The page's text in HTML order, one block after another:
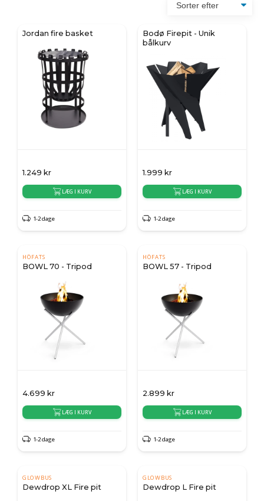
Jordan fire basket
1.249 kr
LÆG I KURV
1-2 dage
Bodø Firepit - Unik
bålkurv
1.999 kr
LÆG I KURV
1-2 dage
HÖFATS
BOWL 70 - Tripod
4.699 kr
LÆG I KURV
1-2 dage
HÖFATS
BOWL 57 - Tripod
2.899 kr
LÆG I KURV
1-2 dage
GLOWBUS
Dewdrop XL Fire pit
GLOWBUS
Dewdrop L Fire pit